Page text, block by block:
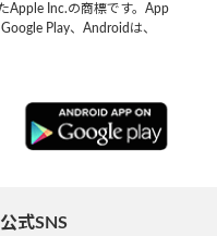
Apple Inc.の商標です。App
Play、Androidは、
式SNS